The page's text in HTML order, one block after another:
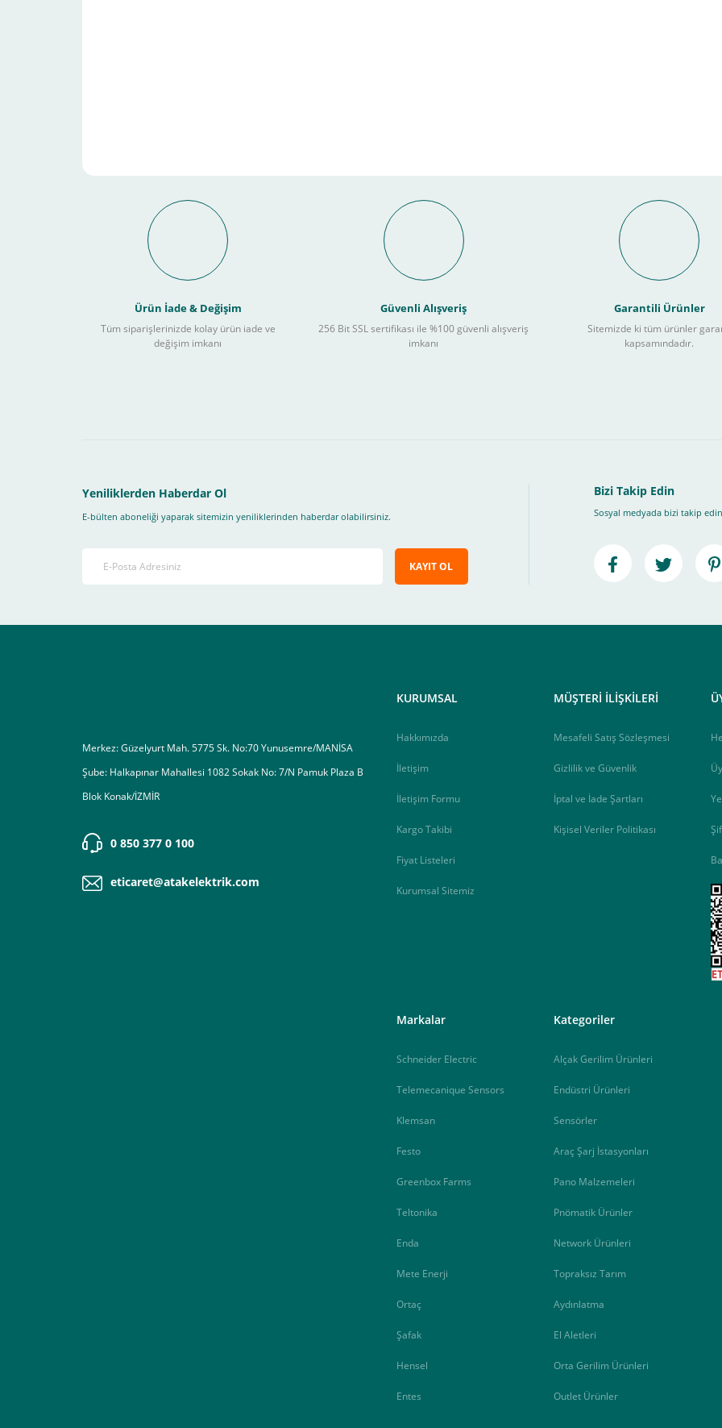
Schneider Electric Sanal POS ile Vade Farksız Taksit
Kullanılır ?
Sitemizden yapacağınız tüm alışverişlerde aşağıdaki adımları takip ederek peşin fiyatına 3 Taksit seçenekleri bankaya göre
4-Son olarak siparişi vermiş olduğunuz e-posta adresinize ileteceğimiz link üzerinden tıklayarak 3D Secure güvenli ödeme ile ödemenizi
Ürün İade & Değişim
Tüm siparişlerinizde kolay ürün iade ve
değişim imkanı
Güvenli Alışveriş
256 Bit SSL sertifikası ile %100 güvenli alışveriş
imkanı
Garantili Ürünler
Sitemizde ki tüm ürünler
kapsamındadır.
Yeniliklerden Haberdar Ol
E-bülten aboneliği yaparak sitemizin yeniliklerinden haberdar olabilirsiniz.
KAYIT OL
Bizi Takip Edin
Sosyal medyada bizi takip
Merkez: Güzelyurt Mah. 5775 Sk. No:70 Yunusemre/MANİSA
Şube: Halkapınar Mahallesi 1082 Sokak No: 7/N Pamuk Plaza B
Blok Konak/İZMİR
0 850 377 0 100
eticaret@atakelektrik.com
KURUMSAL
Hakkımızda
İletişim
İletişim Formu
Kargo Takibi
Fiyat Listeleri
Kurumsal Sitemiz
MÜŞTERİ İLİŞKİLERİ
Mesafeli Satış Sözleşmesi
Gizlilik ve Güvenlik
İptal ve İade Şartları
Kişisel Veriler Politikası
Markalar
Schneider Electric
Telemecanique Sensors
Klemsan
Festo
Greenbox Farms
Teltonika
Enda
Mete Enerji
Ortaç
Şafak
Hensel
Entes
Kategoriler
Alçak Gerilim Ürünleri
Endüstri Ürünleri
Sensörler
Araç Şarj İstasyonları
Pano Malzemeleri
Pnömatik Ürünler
Network Ürünleri
Topraksız Tarım
Aydınlatma
El Aletleri
Orta Gerilim Ürünleri
Outlet Ürünler